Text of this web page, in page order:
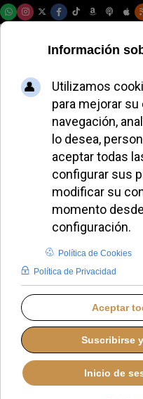
Española
Introduzca parte del título
Segunda jornada de oración
El Papa centra su intención
evangelización urbana
La Conferencia Episcopal
migrantes y evitar
Encuentro de Laicos reúne a
Málaga
El 97% de los asistentes a